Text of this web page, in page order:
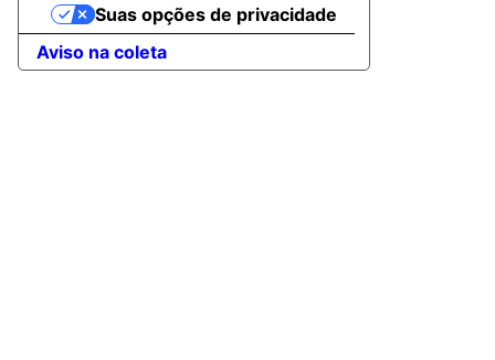
Aviso na coleta
Suas opções de privacidade